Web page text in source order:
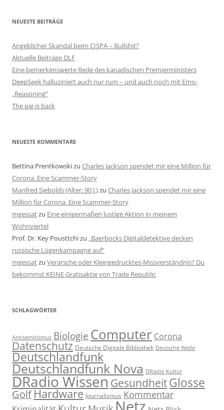
NEUESTE BEITRÄGE
Angeblicher Skandal beim CISPA – Bullshit?
Aktuelle Beiträge DLF
Eine bemerkenswerte Rede des kanadischen Premierministers
DeepSeek halluziniert auch nur rum – und auch noch mit Emo-
„Reasoning“
The pig is back
NEUESTE KOMMENTARE
Bettina Prentkowskizu Charles Jackson spendet mir eine Million für
Corona. Eine Scammer-Story
Manfred Siebolds (Alter: 90 J.)zu Charles Jackson spendet mir eine
Million für Corona. Eine Scammer-Story
mgessatzu Eine einigermaßen lustige Aktion in meinem
Wohnviertel
Prof. Dr. Key Pousttchizu „Baerbocks Digitaldetektive decken
russische Lügenkampagne auf“
mgessatzu Verarsche oder Kleingedrucktes-Missverständnis? Du
bekommst KEINE Gratisaktie von Trade Republic
SCHLAGWÖRTER
Antisemitismus Biologie Computer Corona
Datenschutz Deutsche Digitale Bibliothek Deutsche Welle
Deutschlandfunk
Deutschlandfunk Nova DRadio Kultur
DRadio WissenGesundheitGlosse
GolfHardware Journalismus Kommentar